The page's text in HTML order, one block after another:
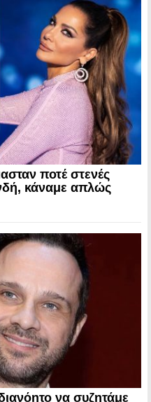
ποτέ στενές
κάναμε απλώς
να συζητάμε